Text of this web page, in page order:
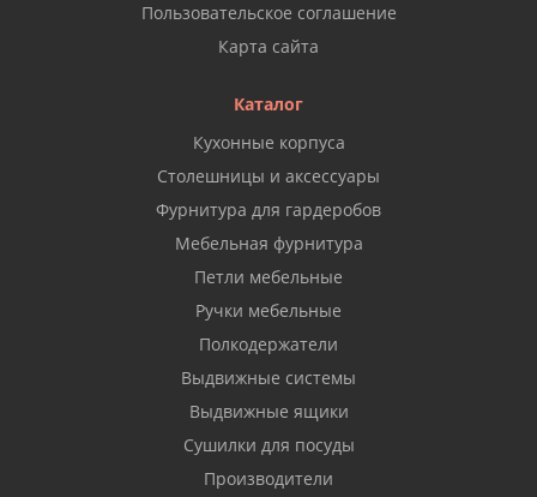
Пользовательское соглашение
Карта сайта
Каталог
Кухонные корпуса
Столешницы и аксессуары
Фурнитура для гардеробов
Мебельная фурнитура
Петли мебельные
Ручки мебельные
Полкодержатели
Выдвижные системы
Выдвижные ящики
Сушилки для посуды
Производители